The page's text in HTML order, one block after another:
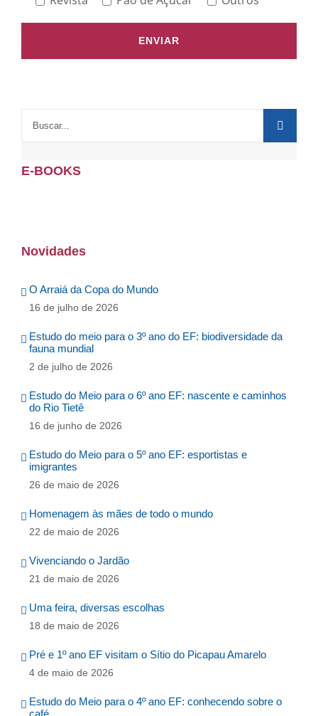
E-BOOKS
Novidades
O Arraiá da Copa do Mundo
16 de julho de 2026
Estudo do meio para o 3º ano do EF: biodiversidade da
fauna mundial
2 de julho de 2026
Estudo do Meio para o 6º ano EF: nascente e caminhos
do Rio Tietê
16 de junho de 2026
Estudo do Meio para o 5º ano EF: esportistas e
imigrantes
26 de maio de 2026
Homenagem às mães de todo o mundo
22 de maio de 2026
Vivenciando o Jardão
21 de maio de 2026
Uma feira, diversas escolhas
18 de maio de 2026
Pré e 1º ano EF visitam o Sítio do Picapau Amarelo
4 de maio de 2026
Estudo do Meio para o 4º ano EF: conhecendo sobre o
café